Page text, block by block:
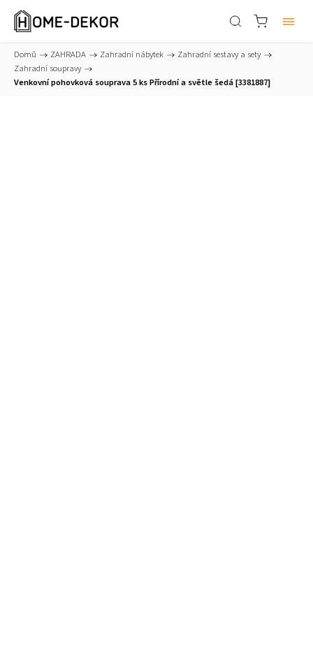
Domů / ZAHRADA / Zahradní nábytek / Zahradní sestavy a sety /
Zahradní soupravy /
Venkovní pohovková souprava 5 ks Přírodní a světle šedá [3381887]